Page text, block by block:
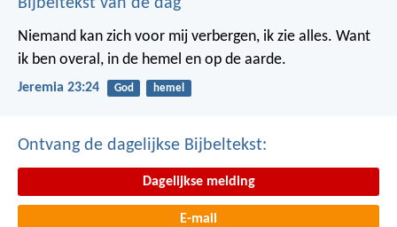
Niemand kan zich voor mij verbergen, ik zie alles. Want
ik ben overal, in de hemel en op de aarde.
Jeremia 23:24 God hemel
Ontvang de dagelijkse Bijbeltekst:
Dagelijkse melding
E-mail